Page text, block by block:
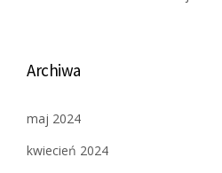
Archiwa
maj 2024
kwiecień 2024